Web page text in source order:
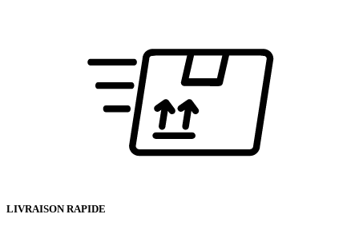
LIVRAISON RAPIDE